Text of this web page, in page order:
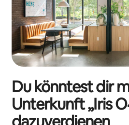
Du könntest dir
Unterkunft „Iris